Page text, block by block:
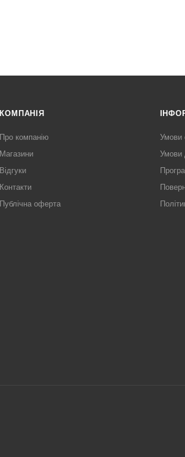
КОМПАНІЯ
Про компанію
Магазини
Відгуки
Контакти
Публічна оферта
Умови
Умови